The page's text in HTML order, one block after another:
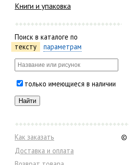
Книги и упаковка
Поиск в каталоге по
тексту
параметрам
только имеющиеся в наличии
Как заказать
Доставка и оплата
©